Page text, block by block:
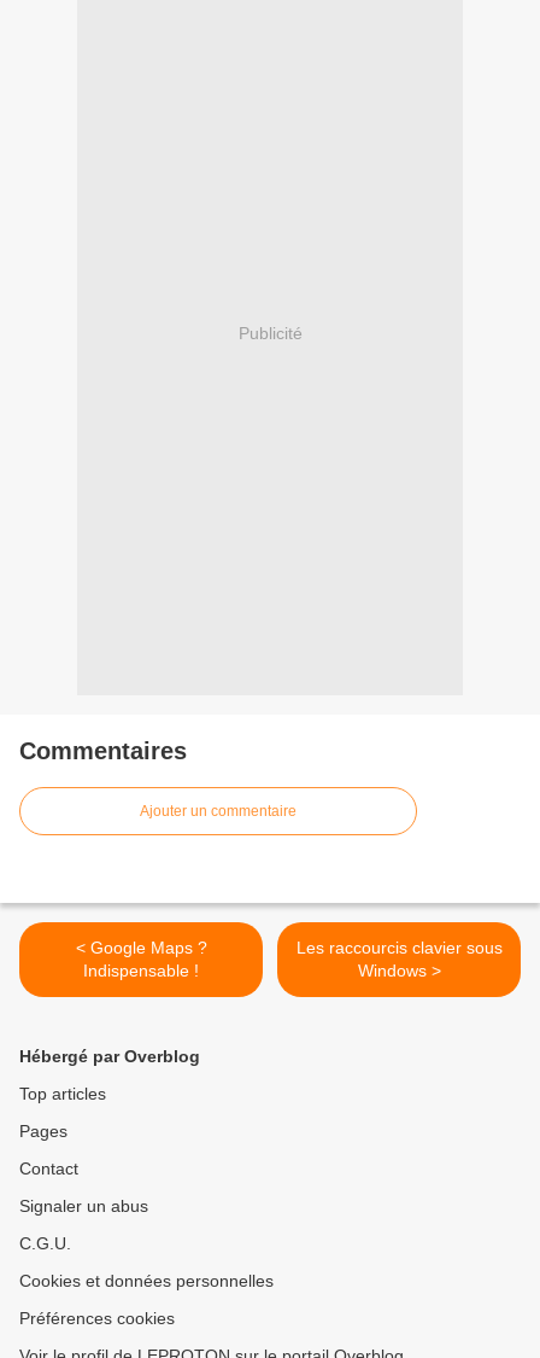
Publicité
Commentaires
Ajouter un commentaire
< Google Maps ?
Indispensable !
Les raccourcis clavier sous
Windows >
Hébergé par Overblog
Top articles
Pages
Contact
Signaler un abus
C.G.U.
Cookies et données personnelles
Préférences cookies